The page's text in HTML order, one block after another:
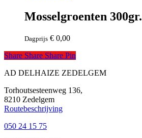
Mosselgroenten 300gr.
Dagprijs € 0,00
Share
Share Share Share Pin
AD DELHAIZE ZEDELGEM
Torhoutsesteenweg 136,
8210 Zedelgem
Routebeschrijving
050 24 15 75